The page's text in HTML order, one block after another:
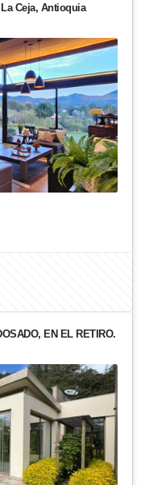
Ceja, Antioquia
EN EL RETIRO.